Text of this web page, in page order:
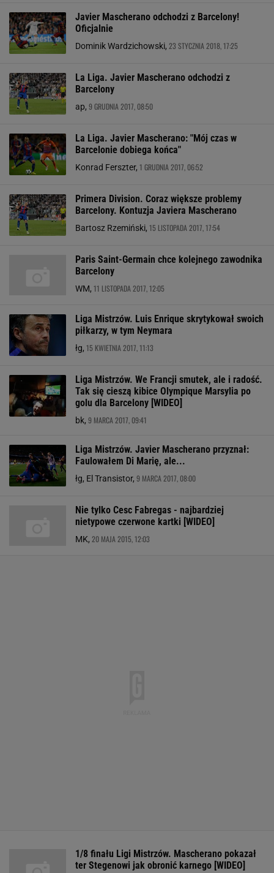
Javier Mascherano odchodzi z Barcelony!
Oficjalnie
Dominik Wardzichowski, 23 STYCZNIA 2018, 17:25
La Liga. Javier Mascherano odchodzi z
Barcelony
ap, 9 GRUDNIA 2017, 08:50
La Liga. Javier Mascherano: "Mój czas w
Barcelonie dobiega końca"
Konrad Ferszter, 1 GRUDNIA 2017, 06:52
Primera Division. Coraz większe problemy
Barcelony. Kontuzja Javiera Mascherano
Bartosz Rzemiński, 15 LISTOPADA 2017, 17:54
Paris Saint-Germain chce kolejnego zawodnika
Barcelony
WM, 11 LISTOPADA 2017, 12:05
Liga Mistrzów. Luis Enrique skrytykował swoich
piłkarzy, w tym Neymara
łg, 15 KWIETNIA 2017, 11:13
Liga Mistrzów. We Francji smutek, ale i radość.
Tak się cieszą kibice Olympique Marsylia po
golu dla Barcelony [WIDEO]
bk, 9 MARCA 2017, 09:41
Liga Mistrzów. Javier Mascherano przyznał:
Faulowałem Di Marię, ale...
łg, El Transistor, 9 MARCA 2017, 08:00
Nie tylko Cesc Fabregas - najbardziej
nietypowe czerwone kartki [WIDEO]
MK, 20 MAJA 2015, 12:03
1/8 finału Ligi Mistrzów. Mascherano pokazał
ter Stegenowi jak obronić karnego [WIDEO]